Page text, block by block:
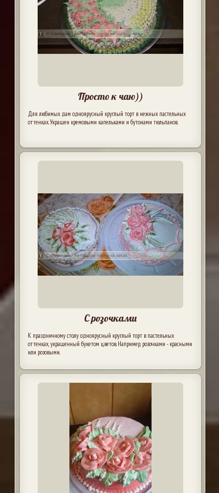
Просто к чаю))
Для любимых дам одноярусный круглый торт в нежных пастельных
оттенках. Украшен кремовыми капельками и бутонами тюльпанов.
С розочками
К праздничному столу одноярусный круглый торт в пастельных
оттенках, украшенный букетом цветов. Например, розочками - красными
или розовыми.